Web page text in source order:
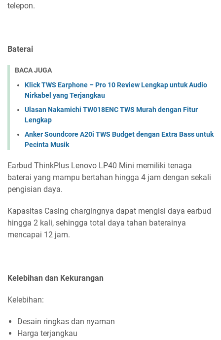
telepon.
Baterai
BACA JUGA
Klick TWS Earphone – Pro 10 Review Lengkap untuk Audio
Nirkabel yang Terjangkau
Ulasan Nakamichi TW018ENC TWS Murah dengan Fitur
Lengkap
Anker Soundcore A20i TWS Budget dengan Extra Bass untuk
Pecinta Musik
Earbud ThinkPlus Lenovo LP40 Mini memiliki tenaga
baterai yang mampu bertahan hingga 4 jam dengan sekali
pengisian daya.
Kapasitas Casing chargingnya dapat mengisi daya earbud
hingga 2 kali, sehingga total daya tahan baterainya
mencapai 12 jam.
Kelebihan dan Kekurangan
Kelebihan:
Desain ringkas dan nyaman
Harga terjangkau